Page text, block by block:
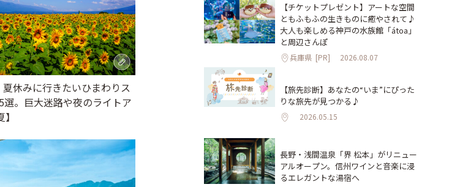
休みに行きたいひまわりス
。巨大迷路や夜のライトア
【チケットプレゼント】アートな空間
ともふもふの生きものに癒やされて♪
大人も楽しめる神戸の水族館「átoa」
と周辺さんぽ
兵庫県 [PR] 2026.08.07
【旅先診断】あなたの“いま”にぴった
りな旅先が見つかる♪
2026.05.15
長野・浅間温泉「界 松本」がリニュー
アルオープン。信州ワインと音楽に浸
るエレガントな湯宿へ